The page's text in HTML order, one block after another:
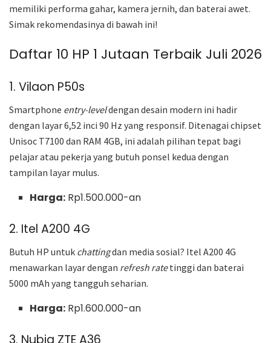
memiliki performa gahar, kamera jernih, dan baterai awet.
Simak rekomendasinya di bawah ini!
Daftar 10 HP 1 Jutaan Terbaik Juli 2026
1. Vilaon P50s
Smartphone entry-leveldengan desain modern ini hadir
dengan layar 6,52 inci 90 Hz yang responsif. Ditenagai chipset
Unisoc T7100 dan RAM 4GB, ini adalah pilihan tepat bagi
pelajar atau pekerja yang butuh ponsel kedua dengan
tampilan layar mulus.
Harga: Rp1.500.000-an
2. Itel A200 4G
Butuh HP untuk chattingdan media sosial? Itel A200 4G
menawarkan layar dengan refresh ratetinggi dan baterai
5000 mAh yang tangguh seharian.
Harga: Rp1.600.000-an